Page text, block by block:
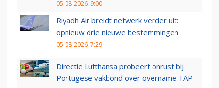
05-08-2026, 9:00
Riyadh Air breidt netwerk verder uit:
opnieuw drie nieuwe bestemmingen
05-08-2026, 7:29
Directie Lufthansa probeert onrust bij
Portugese vakbond over overname TAP